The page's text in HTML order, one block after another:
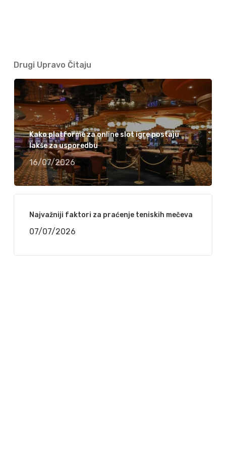
Drugi Upravo Čitaju
Kako platforme za online slot igre postaju
lakše za usporedbu
16/07/2026
Najvažniji faktori za praćenje teniskih mečeva
07/07/2026